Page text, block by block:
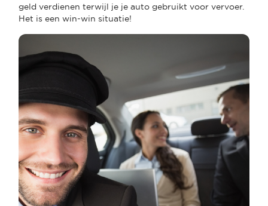
geld verdienen terwijl je je auto gebruikt voor vervoer.
Het is een win-win situatie!